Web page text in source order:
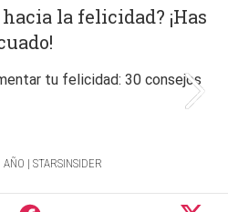
la felicidad? ¡Has
| STARSINSIDER